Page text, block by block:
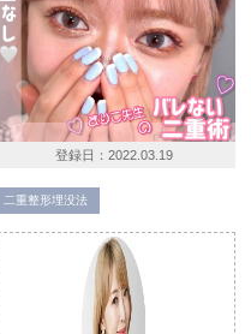
登録日： 2022.03.19
二重整形埋没法